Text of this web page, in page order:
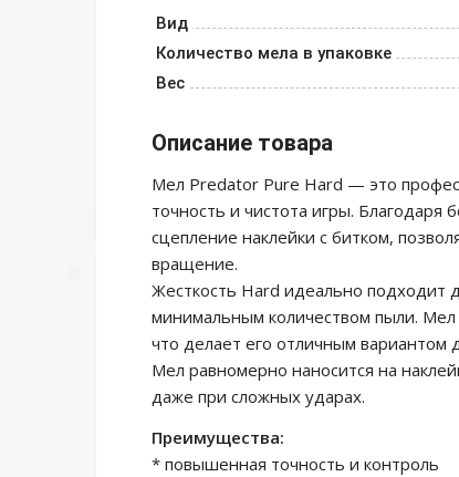
Вид
Количество мела в упаковке
Вес
Описание товара
Мел Predator Pure Hard — это
точность и чистота игры. Благодаря
сцепление наклейки с битком,
вращение.
Жесткость Hard идеально подходит
минимальным количеством пыли.
что делает его отличным вариантом
Мел равномерно наносится на
даже при сложных ударах.
Преимущества:
* повышенная точность и контроль